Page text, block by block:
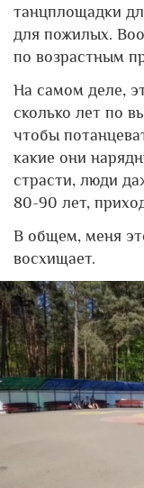
танцплощадки
для пожилых.
по возрастным
На самом деле,
сколько лет по
чтобы
какие они
страсти, люди
80-90 лет,
В общем, меня
восхищает.